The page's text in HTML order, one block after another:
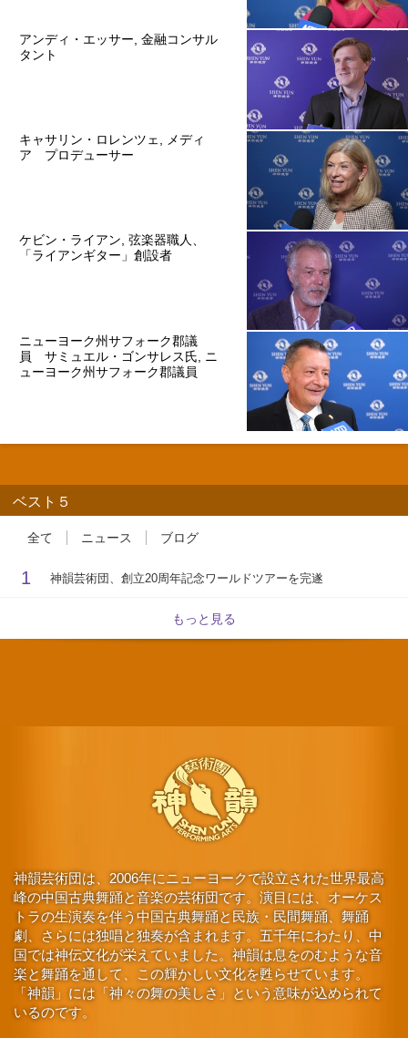
アンディ・エッサー, 金融コンサル
タント
キャサリン・ロレンツェ, メディ
ア プロデューサー
ケビン・ライアン, 弦楽器職人、
「ライアンギター」創設者
ニューヨーク州サフォーク郡議
員 サミュエル・ゴンサレス氏, ニ
ューヨーク州サフォーク郡議員
ベスト５
全て ニュース ブログ
1 神韻芸術団、創立20周年記念ワールドツアーを完遂
もっと見る
神韻芸術団は、2006年にニューヨークで設立された世界最高
峰の中国古典舞踊と音楽の芸術団です。演目には、オーケス
トラの生演奏を伴う中国古典舞踊と民族・民間舞踊、舞踊
劇、さらには独唱と独奏が含まれます。五千年にわたり、中
国では神伝文化が栄えていました。神韻は息をのむような音
楽と舞踊を通して、この輝かしい文化を甦らせています。
「神韻」には「神々の舞の美しさ」という意味が込められて
いるのです。